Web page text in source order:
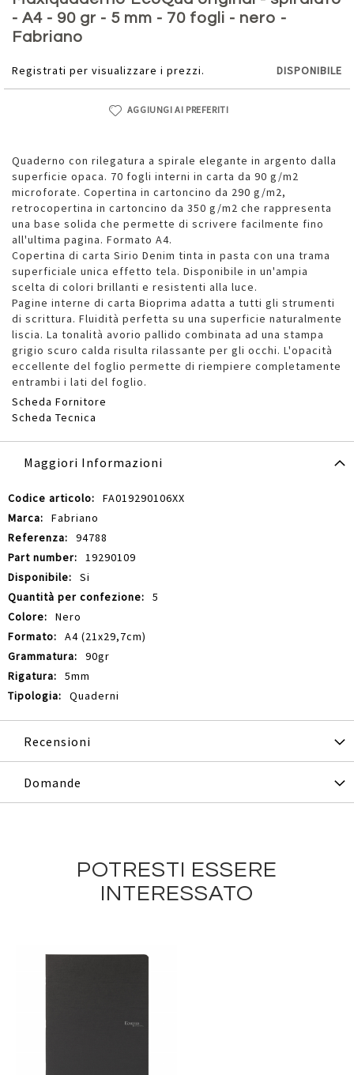
- A4 - 90 gr - 5 mm - 70 fogli - nero -
Fabriano
Registrati per visualizzare i prezzi. DISPONIBILE
AGGIUNGI AI PREFERITI
Quaderno con rilegatura a spirale elegante in argento dalla
superficie opaca. 70 fogli interni in carta da 90 g/m2
microforate. Copertina in cartoncino da 290 g/m2,
retrocopertina in cartoncino da 350 g/m2 che rappresenta
una base solida che permette di scrivere facilmente fino
all'ultima pagina. Formato A4.
Copertina di carta Sirio Denim tinta in pasta con una trama
superficiale unica effetto tela. Disponibile in un'ampia
scelta di colori brillanti e resistenti alla luce.
Pagine interne di carta Bioprima adatta a tutti gli strumenti
di scrittura. Fluidità perfetta su una superficie naturalmente
liscia. La tonalità avorio pallido combinata ad una stampa
grigio scuro calda risulta rilassante per gli occhi. L'opacità
eccellente del foglio permette di riempiere completamente
entrambi i lati del foglio.
Scheda Fornitore
Scheda Tecnica
della
galleria
di
Maggiori Informazioni
Maggiori
Informazioni
FA019290106XX
Fabriano
94788
19290109
Si
5
Nero
A4 (21x29,7cm)
90gr
5mm
Quaderni
Recensioni
Domande
POTRESTI ESSERE
INTERESSATO